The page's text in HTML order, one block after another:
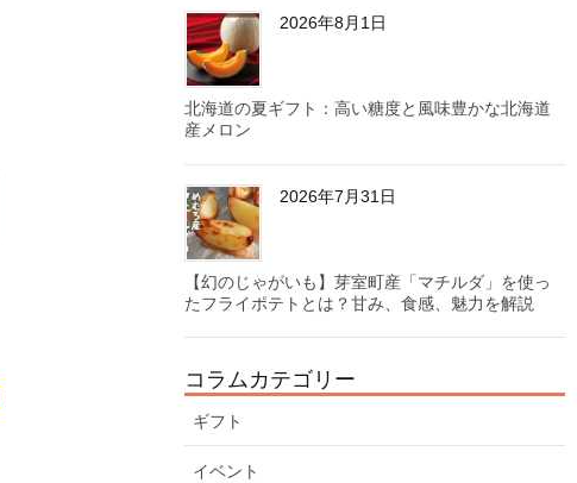
2026年8月1日
北海道の夏ギフト：高い糖度と風味豊かな北海道
産メロン
2026年7月31日
【幻のじゃがいも】芽室町産「マチルダ」を使っ
たフライポテトとは？甘み、食感、魅力を解説
コラムカテゴリー
ギフト
イベント